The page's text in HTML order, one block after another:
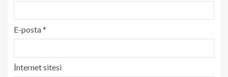
E-posta*
İnternet sitesi